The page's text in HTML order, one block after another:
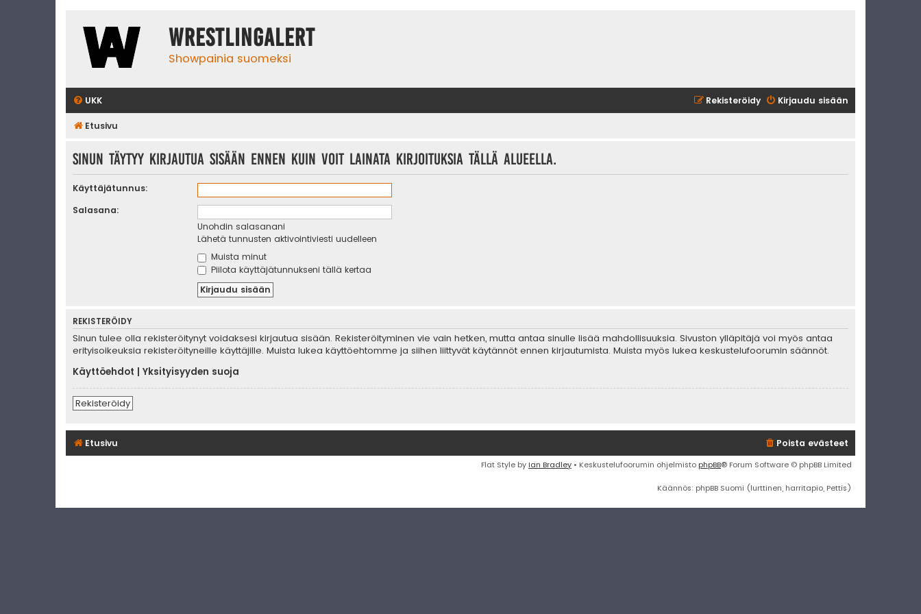
WrestlingAlert
Showpainia suomeksi
UKK Kirjaudu sisään
Rekisteröidy
Etusivu
Sinun täytyy kirjautua sisään ennen kuin voit lainata kirjoituksia tällä alueella.
Käyttäjätunnus:
Salasana:
Unohdin salasanani
Lähetä tunnusten aktivointiviesti uudelleen
Muista minut
Piilota käyttäjätunnukseni tällä kertaa
REKISTERÖIDY
Sinun tulee olla rekisteröitynyt voidaksesi kirjautua sisään. Rekisteröityminen vie vain hetken, mutta antaa sinulle lisää mahdollisuuksia. Sivuston ylläpitäjä voi myös antaa
erityisoikeuksia rekisteröityneille käyttäjille. Muista lukea käyttöehtomme ja siihen liittyvät käytännöt ennen kirjautumista. Muista myös lukea keskustelufoorumin säännöt.
Käyttöehdot
Yksityisyyden suoja
Rekisteröidy
Etusivu Poista evästeet
Flat Style by Ian Bradley • Keskustelufoorumin ohjelmisto phpBB® Forum Software © phpBB Limited
Käännös: phpBB Suomi (lurttinen, harritapio, Pettis)